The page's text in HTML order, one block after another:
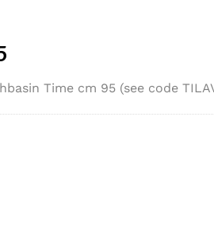
Time cm 95 (see code